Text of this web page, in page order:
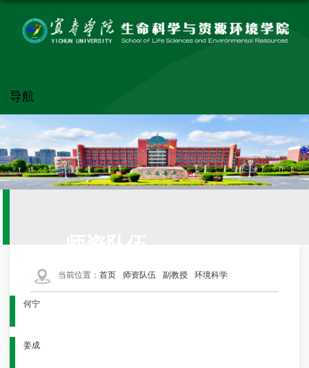
导航
当前位置：首页 师资队伍 副教授 环境科学
何宁
姜成